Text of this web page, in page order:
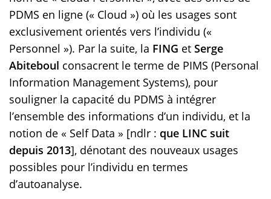
PDMS en ligne (« Cloud ») où les usages sont
exclusivement orientés vers l’individu («
Personnel »). Par la suite, la FING et Serge
Abiteboul consacrent le terme de PIMS (Personal
Information Management Systems), pour
souligner la capacité du PDMS à intégrer
l’ensemble des informations d’un individu, et la
notion de « Self Data » [ndlr : que LINC suit
depuis 2013], dénotant des nouveaux usages
possibles pour l’individu en termes
d’autoanalyse.